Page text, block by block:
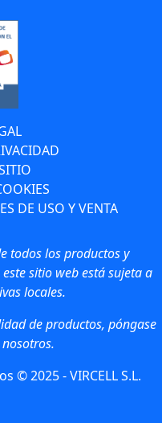
DE USO Y VENTA
todos los productos y
sitio web está sujeta a
locales.
de productos, póngase
© 2025 - VIRCELL S.L.